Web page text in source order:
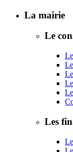
La mairie
Le
Les